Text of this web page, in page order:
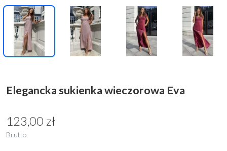
Elegancka sukienka wieczorowa Eva
123,00 zł
Brutto